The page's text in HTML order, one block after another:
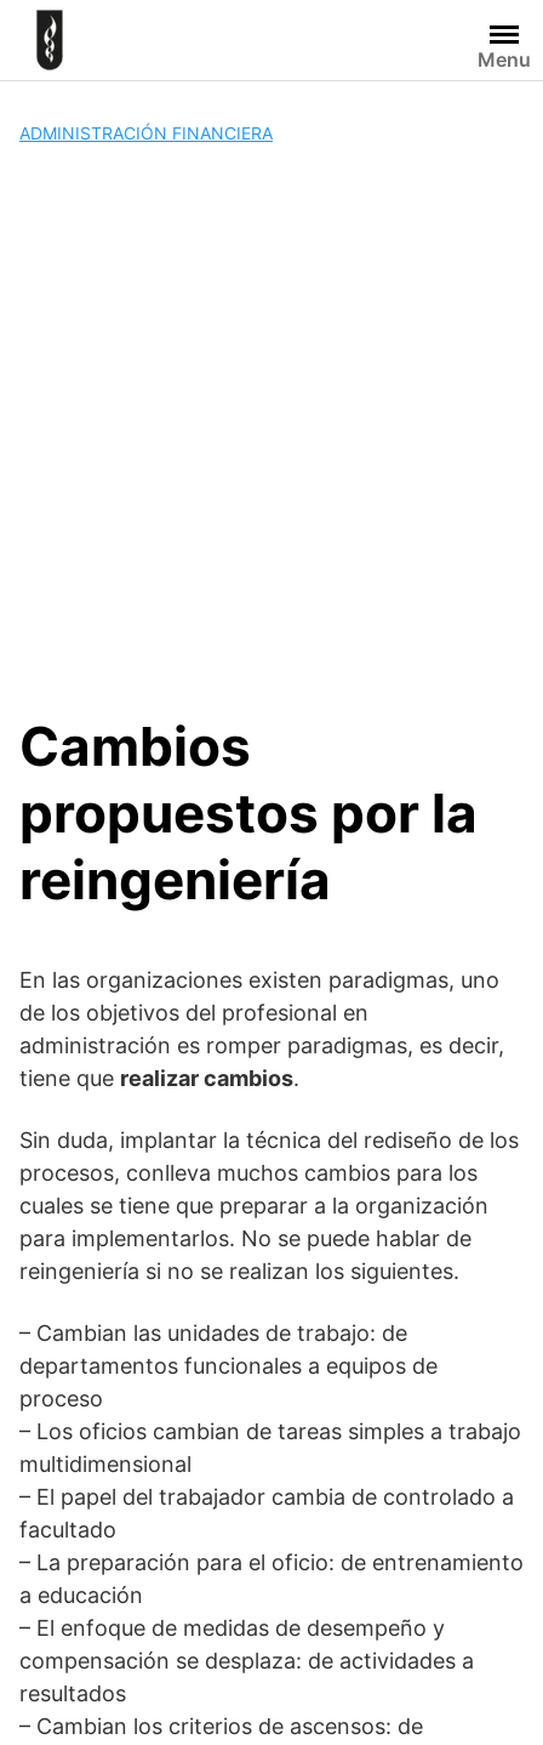
Skip
content
Menu
ADMINISTRACIÓN FINANCIERA
Cambios
propuestos por la
reingeniería
En las organizaciones existen paradigmas, uno
de los objetivos del profesional en
administración es romper paradigmas, es decir,
tiene que realizar cambios.
Sin duda, implantar la técnica del rediseño de los
procesos, conlleva muchos cambios para los
cuales se tiene que preparar a la organización
para implementarlos. No se puede hablar de
reingeniería si no se realizan los siguientes.
– Cambian las unidades de trabajo: de
departamentos funcionales a equipos de
proceso
– Los oficios cambian de tareas simples a trabajo
multidimensional
– El papel del trabajador cambia de controlado a
facultado
– La preparación para el oficio: de entrenamiento
a educación
– El enfoque de medidas de desempeño y
compensación se desplaza: de actividades a
resultados
– Cambian los criterios de ascensos: de